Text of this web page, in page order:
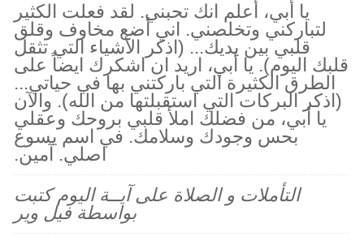
يا أبي، أعلم انك تحبني. لقد فعلت الكثير
لتباركني وتخلصني. اني أضع مخاوف وقلق
قلبي بين يديك... (اذكر الأشياء التي تثقل
قلبك اليوم). يا أبي، اريد ان اشكرك ايضاً على
الطرق الكثيرة التي باركتني بها في حياتي...
(اذكر البركات التي استقبلتها من الله). والآن
يا أبي، من فضلك املأ قلبي بروحك وعقلي
بحس وجودك وسلامك. في اسم يسوع
اصلي. آمين.
التأملات و الصلاة على آيــة اليوم كتبت
بواسطة فيل وير